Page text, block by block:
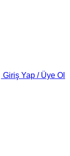
Giriş Yap / Üye Ol